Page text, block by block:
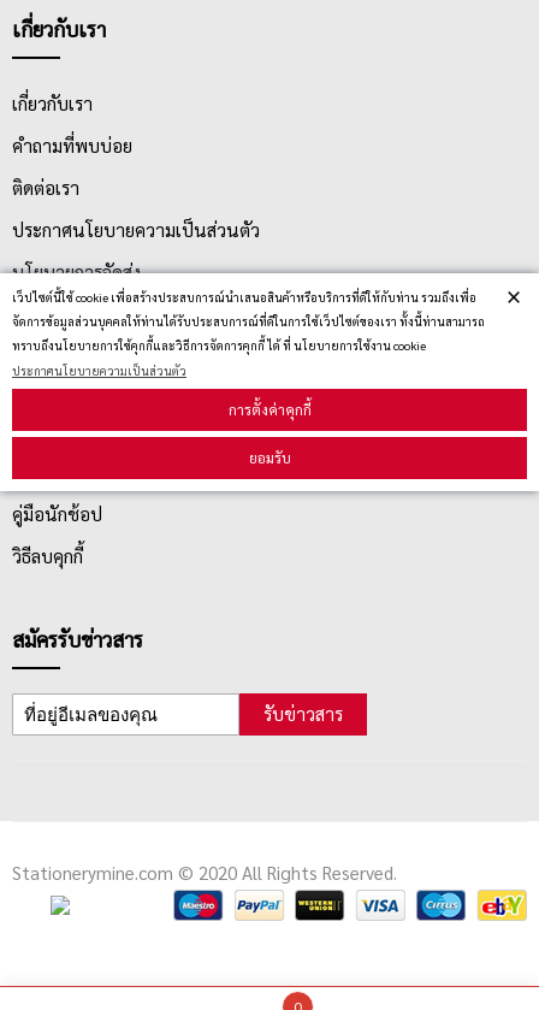
เว็ปไซต์นี้ใช้ cookie เพื่อสร้างประสบการณ์นำเสนอสินค้าหรือบริการที่ดีให้กับท่าน รวมถึงเพื่อ
จัดการข้อมูลส่วนบุคคลให้ท่านได้รับประสบการณ์ที่ดีในการใช้เว็ปไซต์ของเรา ทั้งนี้ท่านสามารถ
ทราบถึงนโยบายการใช้คุกกี้และวิธีการจัดการคุกกี้ ได้ ที่ นโยบายการใช้งาน cookie
ประกาศนโยบายความเป็นส่วนตัว
การตั้งค่าคุกกี้
ยอมรับ
×
เกี่ยวกับเรา
เกี่ยวกับเรา
คำถามที่พบบ่อย
ติดต่อเรา
ประกาศนโยบายความเป็นส่วนตัว
นโยบายการจัดส่ง
นโยบายการเปลี่ยน/คืน สินค้า
บริการลูกค้า
คู่มือนักช้อป
วิธีลบคุกกี้
สมัครรับข่าวสาร
รับข่าวสาร
Stationerymine.com © 2020 All Rights Reserved.